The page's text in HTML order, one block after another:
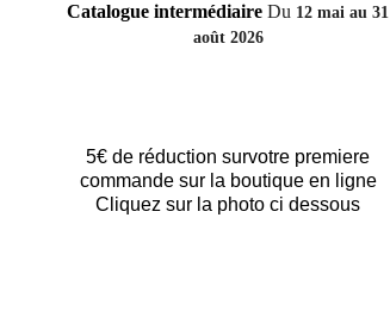
Catalogue intermédiaire Du 12 mai au 31
août 2026
5€ de réduction survotre premiere
commande sur la boutique en ligne
Cliquez sur la photo ci dessous